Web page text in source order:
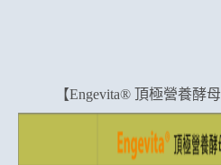
【Engevita® 頂極營養酵